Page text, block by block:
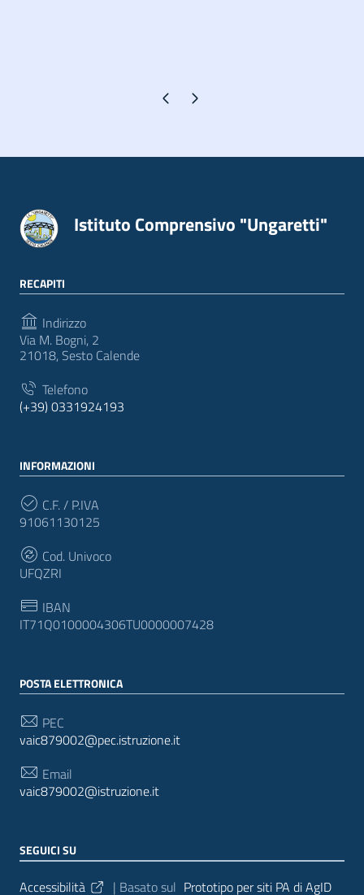
Pagina precedente
Pagina successiva
Istituto Comprensivo "Ungaretti"
RECAPITI
Indirizzo
Via M. Bogni, 2
21018, Sesto Calende
Telefono
(+39) 0331924193
INFORMAZIONI
C.F. / P.IVA
91061130125
Cod. Univoco
UFQZRI
IBAN
IT71Q0100004306TU0000007428
POSTA ELETTRONICA
PEC
vaic879002@pec.istruzione.it
Email
vaic879002@istruzione.it
SEGUICI SU
Sezione Link Utili
Accessibilità | Basato sul Prototipo per siti PA di AgID